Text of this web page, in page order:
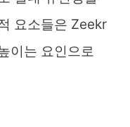
요소들은 Zeekr
이는 요인으로